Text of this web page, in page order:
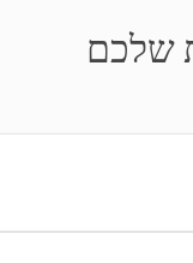
שלכם